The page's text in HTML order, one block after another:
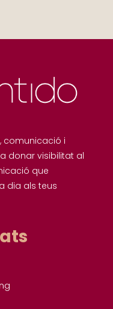
comunicació i
donar visibilitat al
que
dia als teus